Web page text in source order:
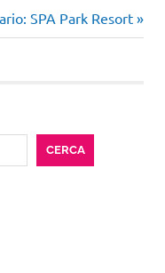
SPA Park Resort
CERCA